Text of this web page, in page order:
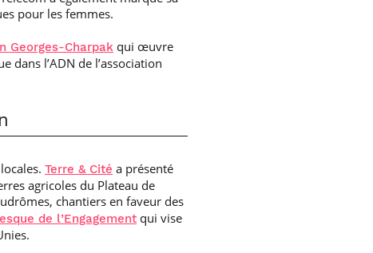
pour les femmes.
Georges-Charpak qui œuvre
l’ADN de l’association
Terre & Cité a présenté
agricoles du Plateau de
chantiers en faveur des
de l’Engagement qui vise